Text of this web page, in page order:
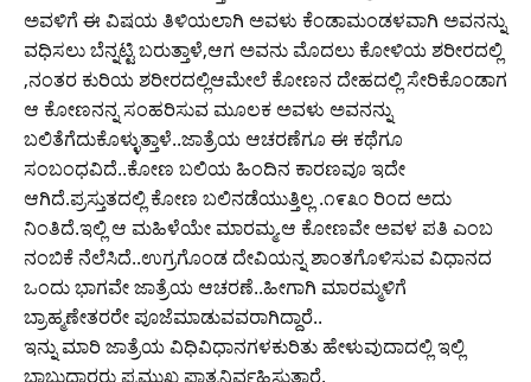
ಅವಳಿಗೆ ಈ ವಿಷಯ ತಿಳಿಯಲಾಗಿ ಅವಳು ಕೆಂಡಾಮಂಡಳವಾಗಿ ಅವನನ್ನು
ವಧಿಸಲು ಬೆನ್ನಟ್ಟಿ ಬರುತ್ತಾಳೆ,ಆಗ ಅವನು ಮೊದಲು ಕೋಳಿಯ ಶರೀರದಲ್ಲಿ
,ನಂತರ ಕುರಿಯ ಶರೀರದಲ್ಲಿ‌ಆಮೇಲೆ ಕೋಣನ ದೇಹದಲ್ಲಿ ಸೇರಿಕೊಂಡಾಗ
ಆ ಕೋಣನನ್ನ ಸಂಹರಿಸುವ ಮೂಲಕ ಅವಳು ಅವನನ್ನು
ಬಲಿತೆಗೆದುಕೊಳ್ಳುತ್ತಾಳೆ..ಜಾತ್ರೆಯ ಆಚರಣೆಗೂ ಈ ಕಥೆಗೂ
ಸಂಬಂಧವಿದೆ..ಕೋಣ ಬಲಿಯ ಹಿಂದಿನ ಕಾರಣವೂ ಇದೇ
ಆಗಿದೆ.ಪ್ರಸ್ತುತದಲ್ಲಿ ಕೋಣ ಬಲಿ‌ನಡೆಯುತ್ತಿಲ್ಲ .೧೯೩೦ ರಿಂದ ಅದು
‌ನಿಂತಿದೆ.ಇಲ್ಲಿ ಆ ಮಹಿಳೆಯೇ ಮಾರಮ್ಮ.ಆ ಕೋಣವೇ ಅವಳ ಪತಿ ಎಂಬ
ನಂಬಿಕೆ ನೆಲೆಸಿದೆ..ಉಗ್ರಗೊಂಡ ದೇವಿಯನ್ನ ಶಾಂತಗೊಳಿಸುವ ವಿಧಾನದ
ಒಂದು ಭಾಗವೇ ಜಾತ್ರೆಯ ಆಚರಣೆ..ಹೀಗಾಗಿ ಮಾರಮ್ಮಳಿಗೆ
ಬ್ರಾಹ್ಮಣೇತರರೇ ಪೂಜೆಮಾಡುವವರಾಗಿದ್ದಾರೆ..
ಇನ್ನು ಮಾರಿ ಜಾತ್ರೆಯ ವಿಧಿವಿಧಾನಗಳ‌ಕುರಿತು ಹೇಳುವುದಾದಲ್ಲಿ ಇಲ್ಲಿ
ಬಾಬುದಾರರು ಪ್ರಮುಖ ಪಾತ್ರನಿರ್ವಹಿಸುತ್ತಾರೆ.